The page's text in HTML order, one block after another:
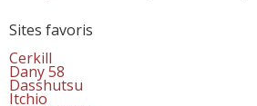
Sites favoris
Cerkill
Dany 58
Dasshutsu
Itchio